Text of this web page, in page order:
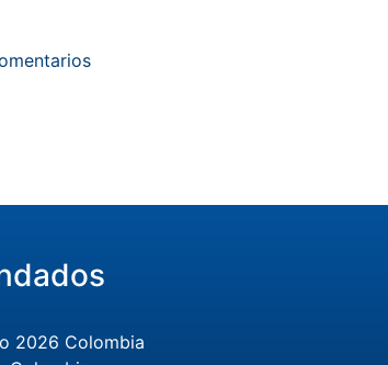
2026 Colombia